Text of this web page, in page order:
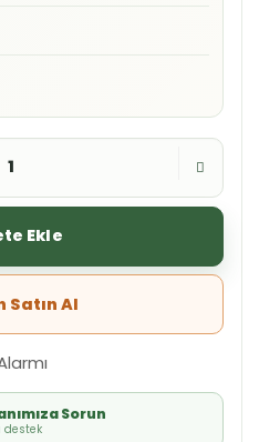
Ekle
Satın Al
Sorun
destek